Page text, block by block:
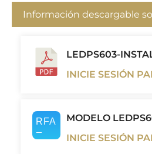
Información descargable
LEDPS603-
INICIE SESIÓN
MODELO
INICIE SESIÓN